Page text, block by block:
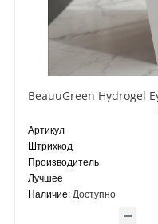
Артикул
Штрихкод
Производитель
Лучшее
Наличие: Доступно